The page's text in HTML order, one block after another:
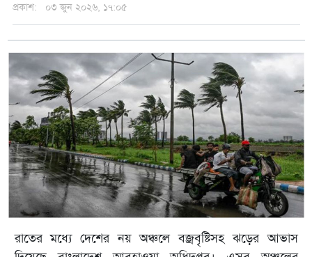
প্রকাশ: ০৩ জুন ২০২৬, ১৭:০৫
রাতের মধ্যে দেশের নয় অঞ্চলে বজ্রবৃষ্টিসহ ঝড়ের আভাস